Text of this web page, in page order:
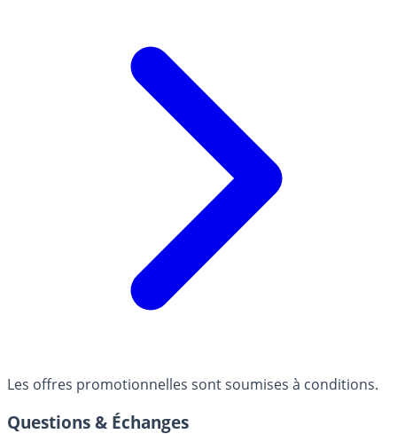
Les offres promotionnelles sont soumises à conditions.
Questions & Échanges